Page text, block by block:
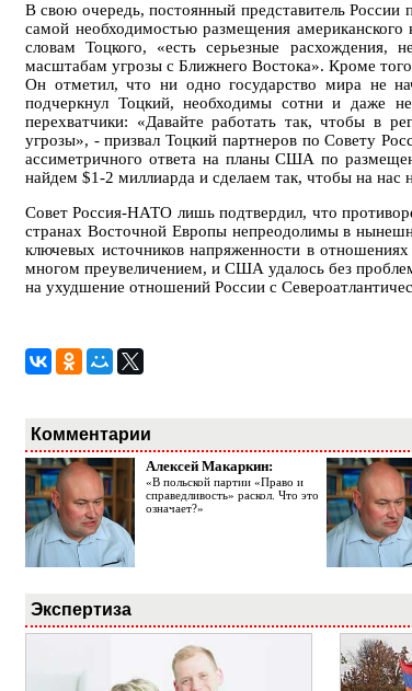
В свою очередь, постоянный представитель
самой необходимостью размещения
словам Тоцкого, «есть серьезные
масштабам угрозы с Ближнего Востока». Кроме
Он отметил, что ни одно государство мира не
подчеркнул Тоцкий, необходимы сотни и даже
перехватчики: «Давайте работать так, чтобы в
угрозы», - призвал Тоцкий партнеров по Совету
ассиметричного ответа на планы США по
найдем $1-2 миллиарда и сделаем так, чтобы на нас
Совет Россия-НАТО лишь подтвердил, что
странах Восточной Европы непреодолимы в
ключевых источников напряженности в
многом преувеличением, и США удалось без
на ухудшение отношений России с
Комментарии
Алексей Макаркин:
«В польской партии «Право и
справедливость» раскол. Что это
означает?»
Экспертиза